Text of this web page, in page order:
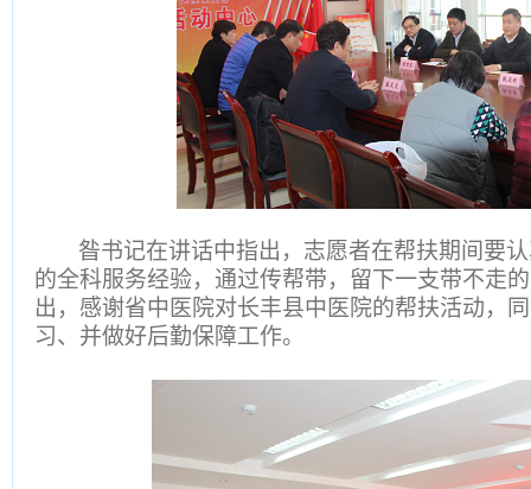
昝书记在讲话中指出，志愿者在帮扶期间要
的全科服务经验，通过传帮带，留下一支带不走
出，感谢省中医院对长丰县中医院的帮扶活动，
习、并做好后勤保障工作。